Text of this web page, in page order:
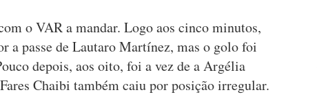
o VAR a mandar. Logo aos cinco minutos,
a passe de Lautaro Martínez, mas o golo foi
depois, aos oito, foi a vez de a Argélia
Chaibi também caiu por posição irregular.